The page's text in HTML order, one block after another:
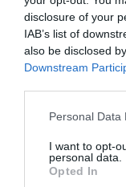
disclosure of your
IAB’s list of
also be disclosed
Downstream
Please note that
not limited to your
grant or deny
use your data for
Personal Data
I want to opt-
personal data.
Opted In